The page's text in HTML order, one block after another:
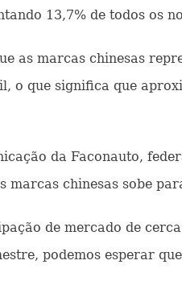
13,7% de todos os
as marcas chinesas
o que significa que
da Faconauto,
marcas chinesas sobe
de mercado de
podemos esperar